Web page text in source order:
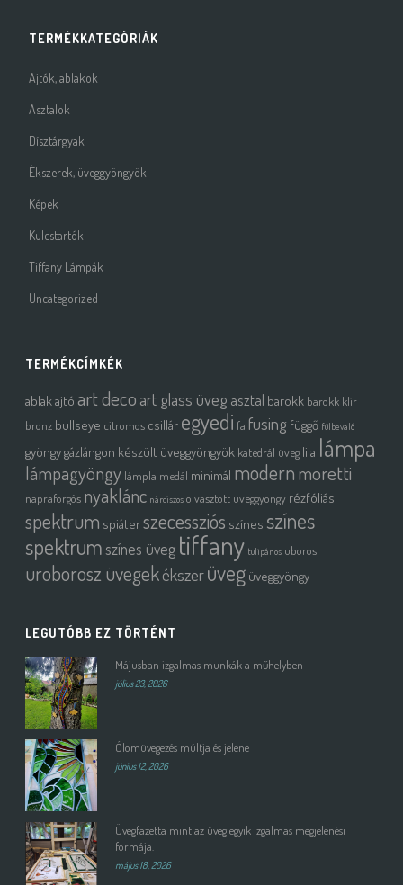
TERMÉKKATEGÓRIÁK
Ajtók, ablakok
Asztalok
Dísztárgyak
Ékszerek, üveggyöngyök
Képek
Kulcstartók
Tiffany Lámpák
Uncategorized
TERMÉKCÍMKÉK
ablakajtó art deco art glass üvegasztal barokk barokk klír
bronz bullseye citromos csillár egyedi fa fusing függő fülbevaló
gyöngygázlángon készült üveggyöngyök katedrál üveg lila lámpa
lámpagyöngy lámpla medál minimál modernmoretti
napraforgós nyaklánc nárciszos olvasztott üveggyöngy rézfóliás
spektrum spiáterszecessziós színes színes
spektrumszínes üveg tiffany tulipános uboros
uroborosz üvegekékszerüveg üveggyöngy
LEGUTÓBB EZ TÖRTÉNT
Májusban izgalmas munkák a műhelyben
július 23, 2026
Ólomüvegezés múltja és jelene
június 12, 2026
Üvegfazetta mint az üveg egyik izgalmas megjelenési
formája.
május 18, 2026